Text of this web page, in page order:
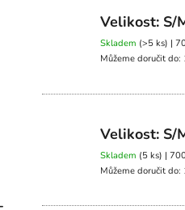
Velikost: S/
Skladem (>5 ks) |
Můžeme doručit do:
Velikost: S/
Skladem (5 ks) |
Můžeme doručit do: